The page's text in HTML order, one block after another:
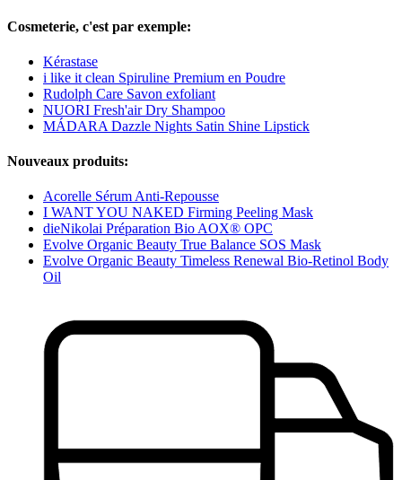
Cosmeterie, c'est par exemple:
Kérastase
i like it clean Spiruline Premium en Poudre
Rudolph Care Savon exfoliant
NUORI Fresh'air Dry Shampoo
MÁDARA Dazzle Nights Satin Shine Lipstick
Nouveaux produits:
Acorelle Sérum Anti-Repousse
I WANT YOU NAKED Firming Peeling Mask
dieNikolai Préparation Bio AOX® OPC
Evolve Organic Beauty True Balance SOS Mask
Evolve Organic Beauty Timeless Renewal Bio-Retinol Body
Oil